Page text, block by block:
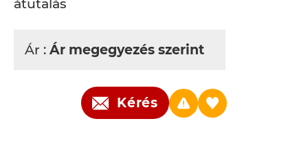
átutalás
Ár : Ár megegyezés szerint
Kérés